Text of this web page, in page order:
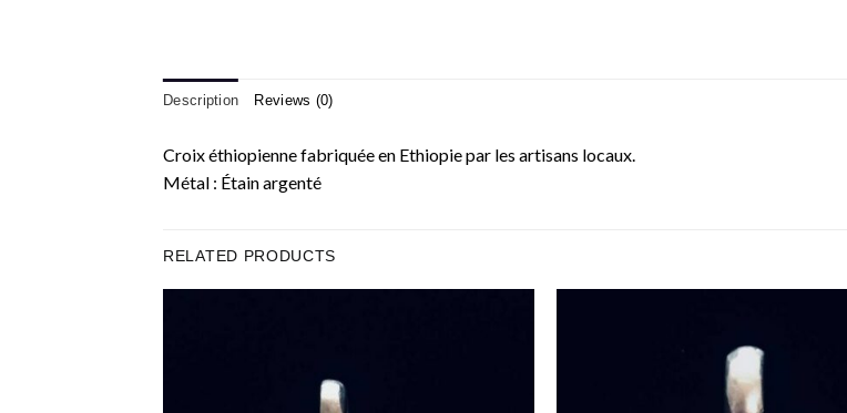
Description Reviews (0)
Croix éthiopienne fabriquée en Ethiopie par les artisans locaux.
Métal : Étain argenté
RELATED PRODUCTS